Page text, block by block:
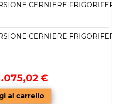
CERNIERE
CERNIERE
€